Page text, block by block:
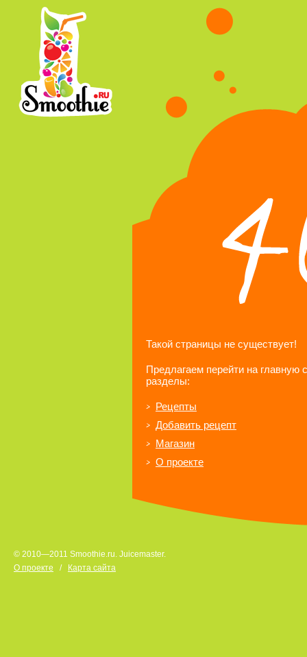
Такой страницы не существует!
Предлагаем перейти на
разделы:
Рецепты
Добавить рецепт
Магазин
О проекте
© 2010—2011 Smoothie.ru. Juicemaster.
О проекте / Карта сайта